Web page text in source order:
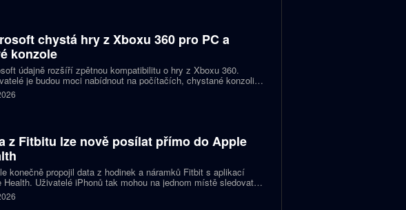
chystá hry z Xboxu 360 pro PC a
konzole
údajně rozšíří zpětnou kompatibilitu o hry z Xboxu 360.
je budou moci nabídnout na počítačích, chystané konzoli
Helix i přenosných zařízeních. První tituly by mohly dorazit
let 2027 a 2028.
z Fitbitu lze nově posílat přímo do Apple
konečně propojil data z hodinek a náramků Fitbit s aplikací
Health. Uživatelé iPhonů tak mohou na jednom místě sledovat
cvičení, spánek i zdravotní údaje. Novinka odstraňuje omezení,
bylo dosud nutné využívat pomocné aplikace nebo jiné